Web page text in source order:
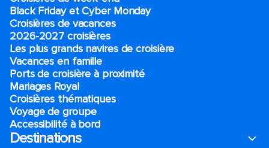
Black Friday et Cyber Monday
Croisières de vacances
2026-2027 croisières
Les plus grands navires de croisière
Vacances en famille
Ports de croisière à proximité
Mariages Royal
Croisières thématiques
Voyage de groupe​
Accessibilité à bord​
Destinations